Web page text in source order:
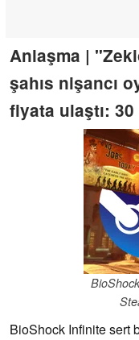
Anlaşma |
şahıs nişancı
fiyata ulaştı:
BioShock Infinite sert